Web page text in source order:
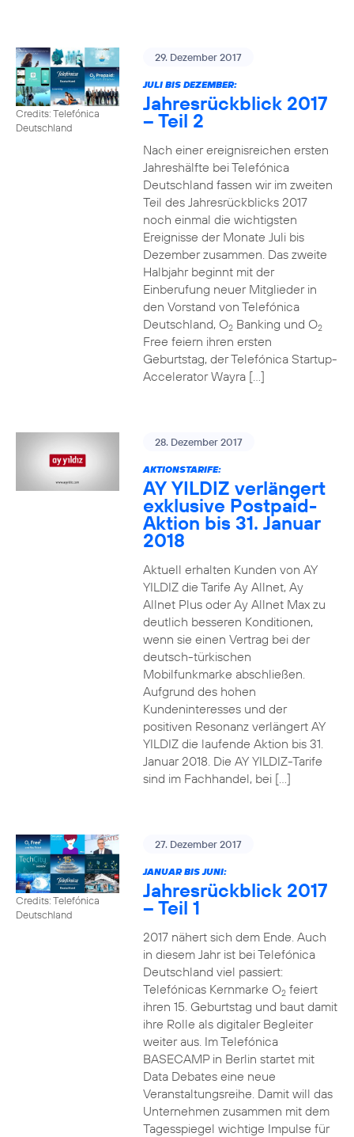
Credits: Telefónica
Deutschland
29. Dezember 2017
JULI BIS DEZEMBER:
Jahresrückblick 2017
– Teil 2
Nach einer ereignisreichen ersten
Jahreshälfte bei Telefónica
Deutschland fassen wir im zweiten
Teil des Jahresrückblicks 2017
noch einmal die wichtigsten
Ereignisse der Monate Juli bis
Dezember zusammen. Das zweite
Halbjahr beginnt mit der
Einberufung neuer Mitglieder in
den Vorstand von Telefónica
Deutschland, O2Banking und O2
Free feiern ihren ersten
Geburtstag, der Telefónica Startup-
Accelerator Wayra […]
28. Dezember 2017
AKTIONSTARIFE:
AY YILDIZ verlängert
exklusive Postpaid-
Aktion bis 31. Januar
2018
Aktuell erhalten Kunden von AY
YILDIZ die Tarife Ay Allnet, Ay
Allnet Plus oder Ay Allnet Max zu
deutlich besseren Konditionen,
wenn sie einen Vertrag bei der
deutsch-türkischen
Mobilfunkmarke abschließen.
Aufgrund des hohen
Kundeninteresses und der
positiven Resonanz verlängert AY
YILDIZ die laufende Aktion bis 31.
Januar 2018. Die AY YILDIZ-Tarife
sind im Fachhandel, bei […]
Credits: Telefónica
Deutschland
27. Dezember 2017
JANUAR BIS JUNI:
Jahresrückblick 2017
– Teil 1
2017 nähert sich dem Ende. Auch
in diesem Jahr ist bei Telefónica
Deutschland viel passiert:
Telefónicas Kernmarke O2feiert
ihren 15. Geburtstag und baut damit
ihre Rolle als digitaler Begleiter
weiter aus. Im Telefónica
BASECAMP in Berlin startet mit
Data Debates eine neue
Veranstaltungsreihe. Damit will das
Unternehmen zusammen mit dem
Tagesspiegel wichtige Impulse für